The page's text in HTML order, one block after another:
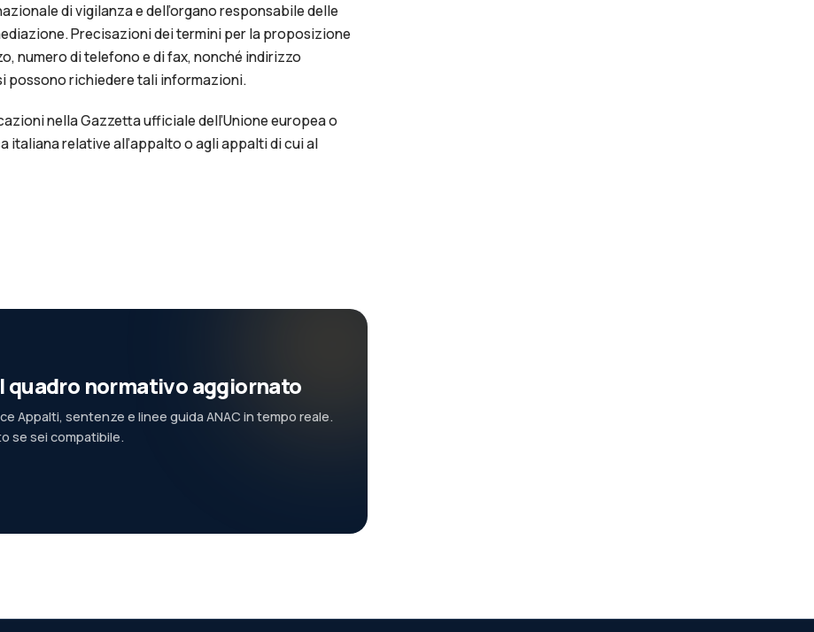
di vigilanza e dell’organo responsabile delle
Precisazioni dei termini per la proposizione
numero di telefono e di fax, nonché indirizzo
possono richiedere tali informazioni.
nella Gazzetta ufficiale dell’Unione europea o
italiana relative all’appalto o agli appalti di cui al
quadro normativo aggiornato
Appalti, sentenze e linee guida ANAC in tempo reale.
se sei compatibile.